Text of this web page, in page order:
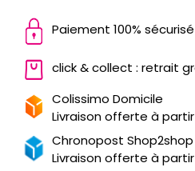
Paiement 100% sécurisé
click & collect : retrait
Colissimo Domicile
Livraison offerte à
Chronopost Shop2shop
Livraison offerte à